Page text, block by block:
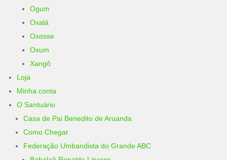
Ogum
Oxalá
Oxosse
Oxum
Xangô
Loja
Minha conta
O Santuário
Casa de Pai Benedito de Aruanda
Como Chegar
Federação Umbandista do Grande ABC